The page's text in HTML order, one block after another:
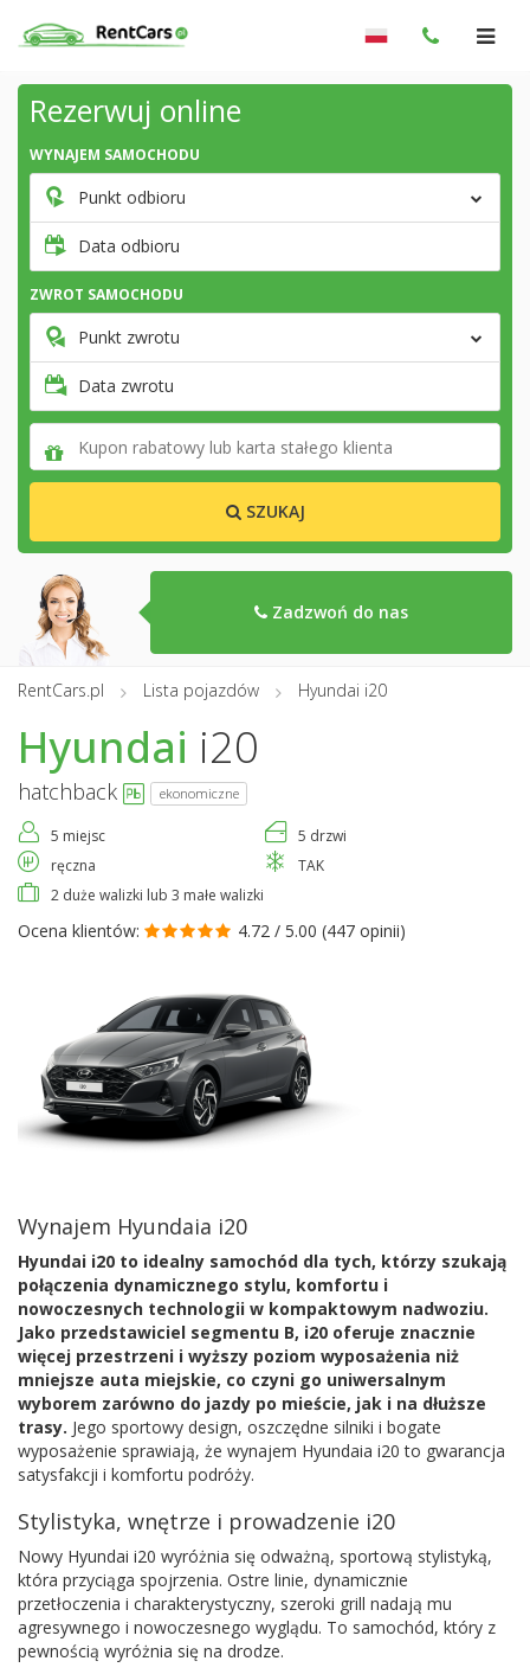
Rezerwuj online
WYNAJEM SAMOCHODU
Punkt odbioru
Data odbioru
ZWROT SAMOCHODU
Punkt zwrotu
Data zwrotu
SZUKAJ
Zadzwoń do nas
RentCars.pl Lista pojazdów Hyundai i20
Hyundai i20
hatchback ekonomiczne
5 miejsc
5 drzwi
ręczna
TAK
2 duże walizki lub 3 małe walizki
Ocena klientów: 4.72 / 5.00 (447 opinii)
Wynajem Hyundaia i20
Hyundai i20 to idealny samochód dla tych, którzy szukają
połączenia dynamicznego stylu, komfortu i
nowoczesnych technologii w kompaktowym nadwoziu.
Jako przedstawiciel segmentu B, i20 oferuje znacznie
więcej przestrzeni i wyższy poziom wyposażenia niż
mniejsze auta miejskie, co czyni go uniwersalnym
wyborem zarówno do jazdy po mieście, jak i na dłuższe
trasy. Jego sportowy design, oszczędne silniki i bogate
wyposażenie sprawiają, że wynajem Hyundaia i20 to gwarancja
satysfakcji i komfortu podróży.
Stylistyka, wnętrze i prowadzenie i20
Nowy Hyundai i20 wyróżnia się odważną, sportową stylistyką,
która przyciąga spojrzenia. Ostre linie, dynamicznie
przetłoczenia i charakterystyczny, szeroki grill nadają mu
agresywnego i nowoczesnego wyglądu. To samochód, który z
pewnością wyróżnia się na drodze.